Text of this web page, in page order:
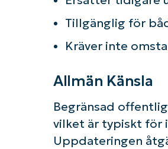
Tillgänglig för
Kräver inte
Allmän Känsla
Begränsad
vilket är typiskt för
Uppdateringen